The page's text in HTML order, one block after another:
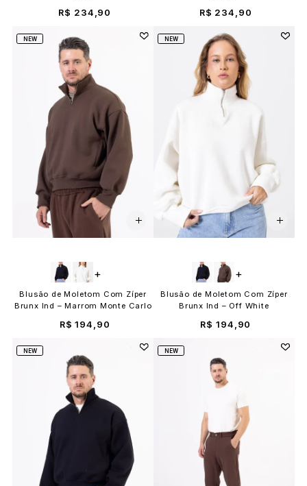
R$ 234,90 R$ 234,90
NEW
Blusão de Moletom Com Zíper
Brunx Ind – Marrom Monte Carlo
R$ 194,90
+
NEW
Blusão de Moletom Com Zíper
Brunx Ind – Off White
R$ 194,90
+
NEW NEW